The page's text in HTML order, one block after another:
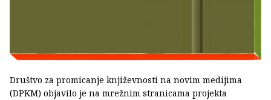
Društvo za promicanje književnosti na novim medijima
(DPKM) objavilo je na mrežnim stranicama projekta